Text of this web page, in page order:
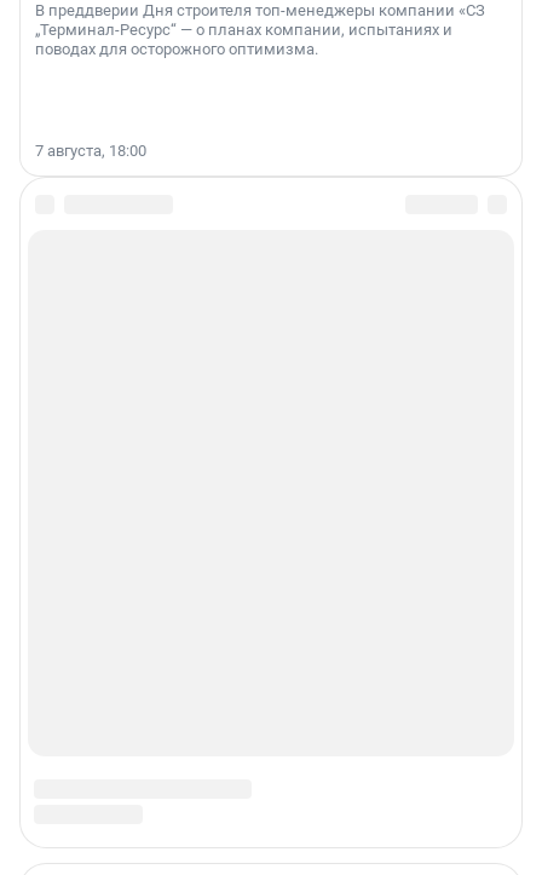
В преддверии Дня строителя топ-менеджеры компании «СЗ
„Терминал-Ресурс“ — о планах компании, испытаниях и
поводах для осторожного оптимизма.
7 августа, 18:00